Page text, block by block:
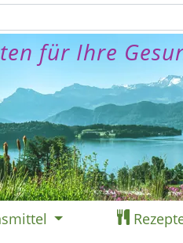
für Ihre